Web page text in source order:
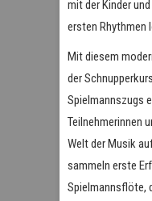
mit der Kinder
ersten Rhythmen
Mit diesem
der
Spielmannszugs
Teilnehmerinnen
Welt der Musik
sammeln erste
Spielmannsflöte,